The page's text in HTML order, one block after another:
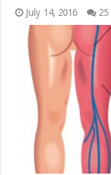
July 14, 2016 25